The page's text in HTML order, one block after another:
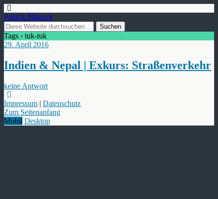
Patrick Platzeck
Tags › tuk-tuk
29. April 2016
Indien & Nepal | Exkurs: Straßenverkehr
keine Antwort
Impressum | Datenschutz
Zum Seitenanfang
Mobil Desktop